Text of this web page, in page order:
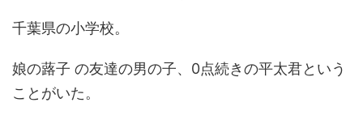
千葉県の小学校。
娘の蕗子 の友達の男の子、0点続きの平太君という
ことがいた。